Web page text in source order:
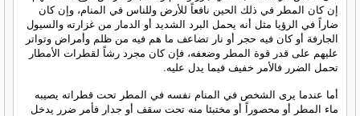
إن كان المطر في ذلك الحين نافعاً للأرض وللناس في المنام، وإن كان
ضاراً في الرؤيا مثل أنه يحمل البرد الشديد أو الدمار من غزارته والسيول
الجارفة أو كان فيه حجر أو نار تضاعف ما هم فيه من ظلم وأمراض وتواتر
عليهم على قدر قوة المطر وضعفه، فإن كان مجرد رشاً لقطرات الأمطار
تحمل الضرر فالأمر خفيف فيما يدل عليه.
أما عندما يرى الشخص في المنام نفسه في المطر تحت قطراته يصيبه
ماء المطر أو محصوراً أو مختبئا منه تحت سقف أو جدار فأمر ضرر يدخل